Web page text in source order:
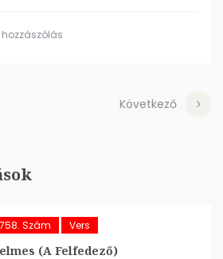
hozzászólás
Következő
758. Szám Vers
(A Felfedező)